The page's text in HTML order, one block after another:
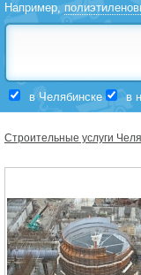
Например,
в Челябинске в
Строительные услуги